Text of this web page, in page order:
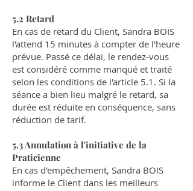
5.2 Retard
En cas de retard du Client, Sandra BOIS
l'attend 15 minutes à compter de l'heure
prévue. Passé ce délai, le rendez-vous
est considéré comme manqué et traité
selon les conditions de l'article 5.1. Si la
séance a bien lieu malgré le retard, sa
durée est réduite en conséquence, sans
réduction de tarif.
5.3 Annulation à l'initiative de la
Praticienne
En cas d'empêchement, Sandra BOIS
informe le Client dans les meilleurs